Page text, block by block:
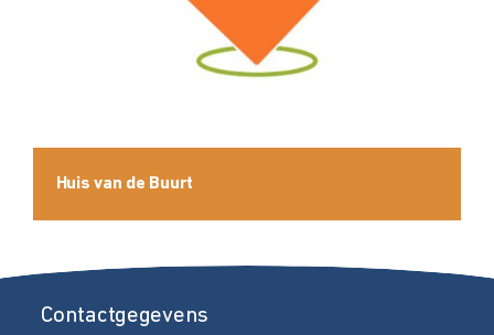
Huis van de Buurt
Contactgegevens